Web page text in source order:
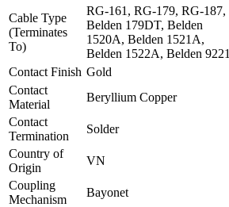
Cable Type
(Terminates
To)
RG-161, RG-179, RG-187,
Belden 179DT, Belden
1520A, Belden 1521A,
Belden 1522A, Belden 9221
Contact Finish Gold
Contact
Material
Beryllium Copper
Contact
Termination
Solder
Country of
Origin
VN
Coupling
Mechanism
Bayonet